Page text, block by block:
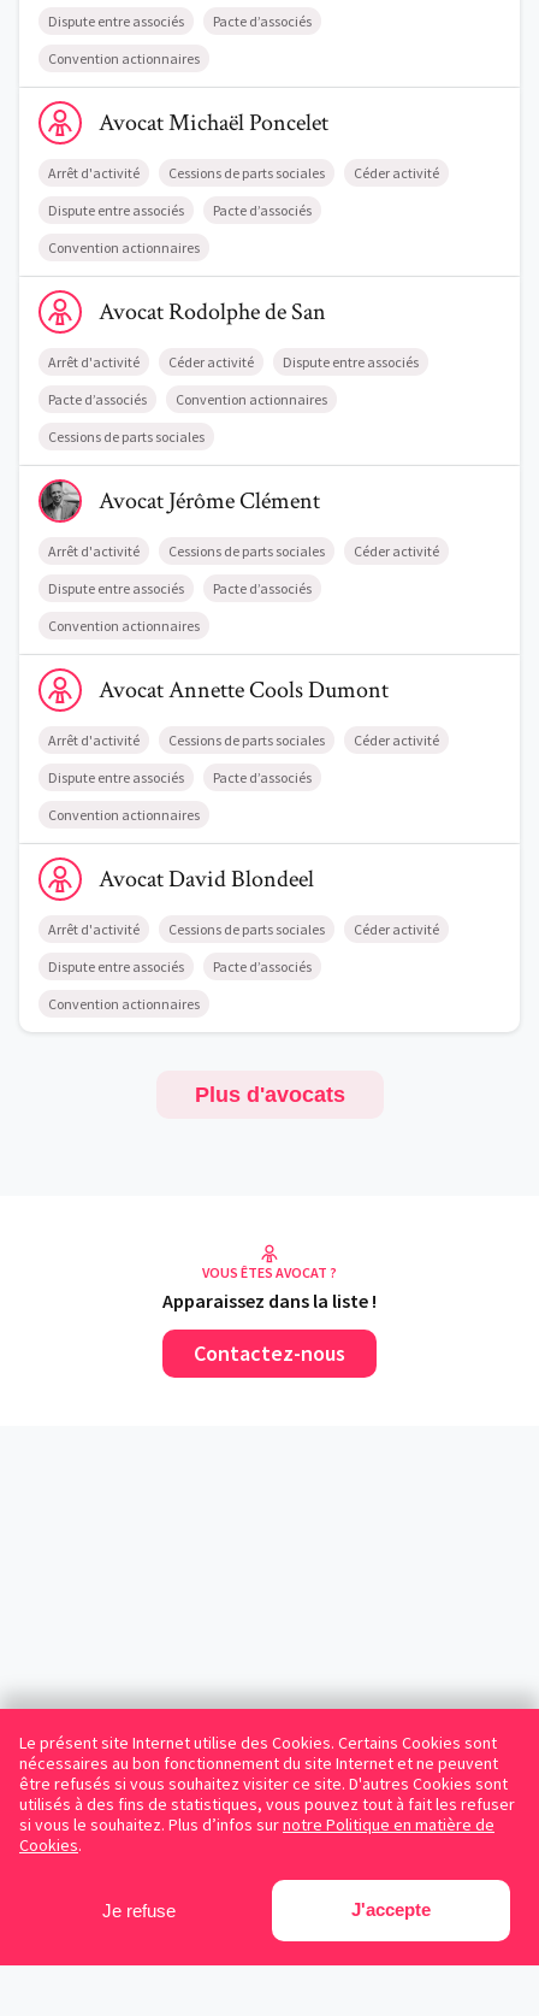
Le présent site Internet utilise des Cookies. Certains Cookies sont
nécessaires au bon fonctionnement du site Internet et ne peuvent
être refusés si vous souhaitez visiter ce site. D'autres Cookies sont
utilisés à des fins de statistiques, vous pouvez tout à fait les refuser
si vous le souhaitez. Plus d’infos surnotre Politique en matière de
Cookies.
Je refuse J'accepte
Dispute entre associés Pacte d’associés
Convention actionnaires
Voir le profil de AvocatMichaël Poncelet
AvocatMichaëlPoncelet
Arrêt d'activité Cessions de parts sociales Céder activité
Dispute entre associés Pacte d’associés
Convention actionnaires
Voir le profil de AvocatRodolphe de San
AvocatRodolphede San
Arrêt d'activité Céder activité Dispute entre associés
Pacte d’associés Convention actionnaires
Cessions de parts sociales
Voir le profil de AvocatJérôme Clément
AvocatJérômeClément
Arrêt d'activité Cessions de parts sociales Céder activité
Dispute entre associés Pacte d’associés
Convention actionnaires
Voir le profil de AvocatAnnette Cools Dumont
AvocatAnnetteCools Dumont
Arrêt d'activité Cessions de parts sociales Céder activité
Dispute entre associés Pacte d’associés
Convention actionnaires
Voir le profil de AvocatDavid Blondeel
AvocatDavidBlondeel
Arrêt d'activité Cessions de parts sociales Céder activité
Dispute entre associés Pacte d’associés
Convention actionnaires
Plus d'avocats
VOUS ÊTES AVOCAT ?
Apparaissez dans la liste !
Contactez-nous